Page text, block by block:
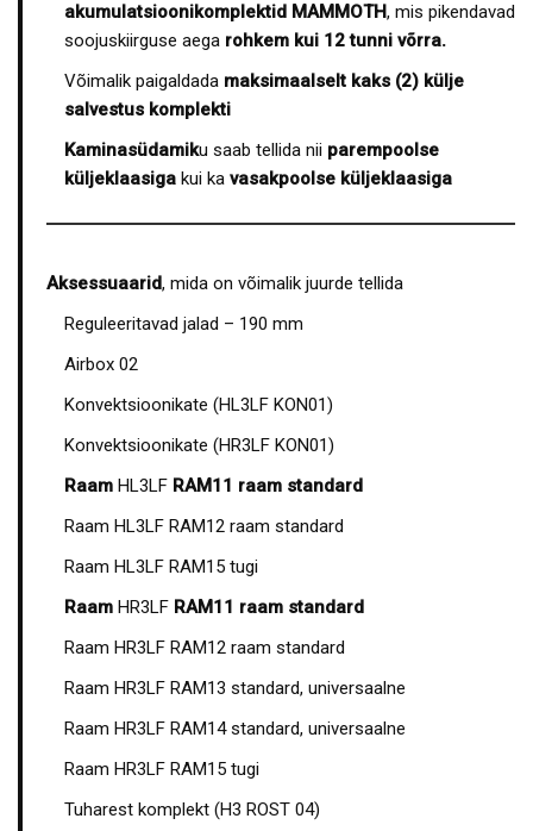
akumulatsioonikomplektid MAMMOTH, mis pikendavad
soojuskiirguse aega rohkem kui 12 tunni võrra.
Võimalik paigaldada maksimaalselt kaks (2) külje
salvestus komplekti
Kaminasüdamiku saab tellida nii parempoolse
küljeklaasiga kui ka vasakpoolse küljeklaasiga
Aksessuaarid, mida on võimalik juurde tellida
Reguleeritavad jalad – 190 mm
Airbox 02
Konvektsioonikate (HL3LF KON01)
Konvektsioonikate (HR3LF KON01)
Raam HL3LF RAM11 raam standard
Raam HL3LF RAM12 raam standard
Raam HL3LF RAM15 tugi
Raam HR3LF RAM11 raam standard
Raam HR3LF RAM12 raam standard
Raam HR3LF RAM13 standard, universaalne
Raam HR3LF RAM14 standard, universaalne
Raam HR3LF RAM15 tugi
Tuharest komplekt (H3 ROST 04)